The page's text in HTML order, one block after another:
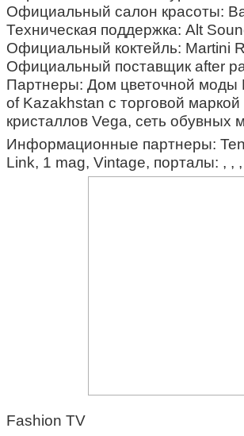
Официальный салон красоты:
Техническая поддержка: Alt
Официальный коктейль: Martini
Официальный поставщик after
Партнеры: Дом цветочной моды
of Kazakhstan с торговой
кристаллов Vega, сеть обувных
Информационные партнеры:
Link, 1 mag, Vintage, порталы: , ,
Fashion TV